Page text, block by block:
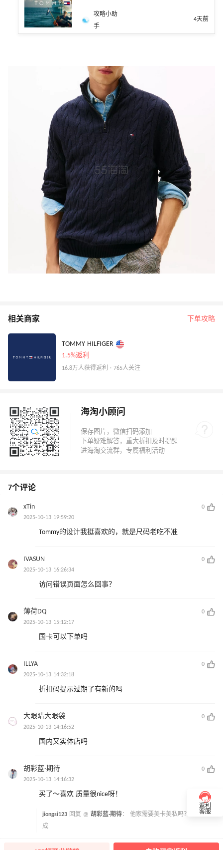
攻略小助
手
4天前
相关商家 下单攻略
TOMMY HILFIGER
1.5%返利
16.8万人获得返利 · 765人关注
海淘小顾问
7个评论
xTin
0
2025-10-13 19:59:20
Tommy的设计我挺喜欢的，就是尺码老吃不准
IVASUN
0
2025-10-13 16:26:34
访问错误页面怎么回事？
薄荷DQ
0
2025-10-13 15:12:17
国卡可以下单吗
ILLYA
0
2025-10-13 14:32:18
折扣码提示过期了有新的吗
大眼睛大眼袋
0
2025-10-13 14:16:52
国内又实体店吗
胡彩蓝·期待
0
2025-10-13 14:16:32
买了～喜欢 质量很nice呀！
jiongsi123 回复 @ 胡彩蓝·期待： 他家需要美卡美私吗？之前没买
成
返利
客服